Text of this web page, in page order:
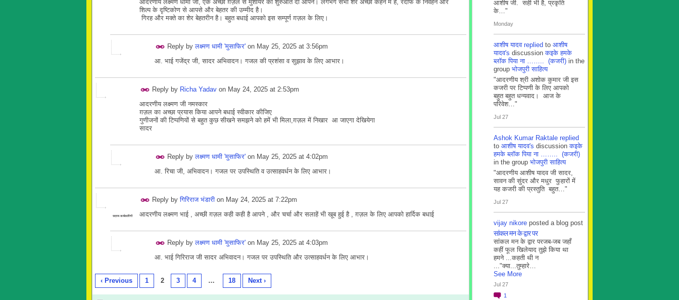
आदरणीय लक्ष्मण धामी जी, एक अच्छी ग़ज़ल से मुशायरे को शुरुआत दी आपने। लगभग सभी शेर अच्छी कहन में हैं, रदीफ के निर्वहन और
शिल्प के दृष्टिकोण से आपसे और बेहतर की उम्मीद है।
गिरह और मक्ते का शेर बेहतरीन है। बहुत बधाई आपको इस सम्पूर्ण ग़ज़ल के लिए।
Reply byलक्ष्मण धामी 'मुसाफिर' on May 25, 2025 at 3:56pm
आ. भाई गजेंद्र जी, सादर अभिवादन। गजल की प्रशंसा व सुझाव के लिए आभार।
Reply by Richa Yadav on May 24, 2025 at 2:53pm
आदरणीय लक्ष्मण जी नमस्कार
ग़ज़ल का अच्छा प्रयास किया आपने बधाई स्वीकार कीजिए
गुणीजनों की टिप्पणियों से बहुत कुछ सीखने समझने को हमें भी मिला,ग़ज़ल में निखार आ जाएगा देखियेगा
सादर
Reply byलक्ष्मण धामी 'मुसाफिर' on May 25, 2025 at 4:02pm
आ. रिचा जी, अभिवादन। गजल पर उपस्थिति व उत्साहवर्धन के लिए आभार।
सदस्य कार्यकारिणी
Reply byगिरिराज भंडारी on May 24, 2025 at 7:22pm
आदरणीय लक्ष्मण भाई , अच्छी ग़ज़ल कही कही है आपने , और चर्चा और सलाहें भी खूब हुई है , ग़ज़ल के लिए आपको हार्दिक बधाई
Reply byलक्ष्मण धामी 'मुसाफिर' on May 25, 2025 at 4:03pm
आ. भाई गिरिराज जी सादर अभिवादन। गजल पर उपस्थिति और उत्साहवर्धन के लिए आभार।
‹ Previous 1 2 3 4 … 18 Next ›
आशीष जी. सही भी है, प्रकृति
के…"
Monday
आशीष यादव replied to आशीष
यादव's discussionकइके हमके
ब्लाॅक पिया ना …….. (कजरी) in the
group भोजपुरी साहित्य
"आदरणीय श्री अशोक कुमार जी इस
कजरी पर टिप्पणी के लिए आपको
बहुत बहुत धन्यवाद। आज के
परिवेश…"
Jul 27
Ashok Kumar Raktale replied
to आशीष यादव's discussionकइके
हमके ब्लाॅक पिया ना …….. (कजरी)
in the group भोजपुरी साहित्य
"आदरणीय आशीष यादव जी सादर,
सावन की सुंदर और मधुर फुहारों में
यह कजरी की प्रस्तुति बहुत…"
Jul 27
vijay nikore posted a blog post
सांकल मन के द्वार पर
सांकल मन के द्वार परजब-जब जहाँ
कहीं फूल खिलेयाद तुझे किया था
हमने ...कहती थी न
..."क्या...तुम्हारे…
See More
Jul 27
1